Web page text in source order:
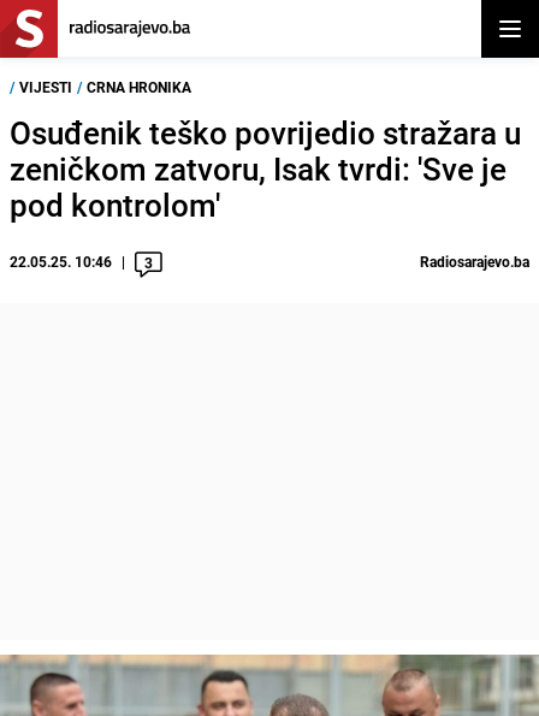
/ VIJESTI / CRNA HRONIKA
Osuđenik teško povrijedio stražara u
zeničkom zatvoru, Isak tvrdi: 'Sve je
pod kontrolom'
22.05.25. 10:46 3 Radiosarajevo.ba